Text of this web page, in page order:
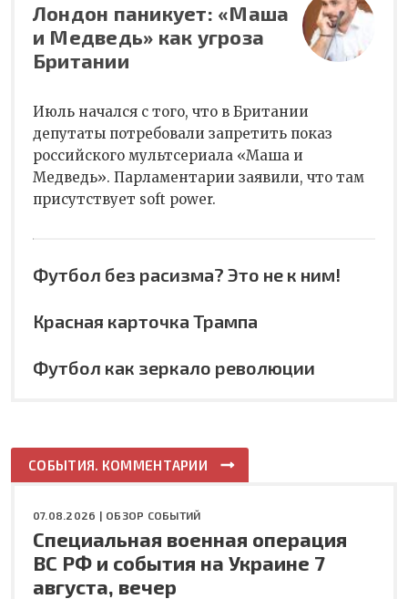
Лондон паникует: «Маша
и Медведь» как угроза
Британии
Июль начался с того, что в Британии
депутаты потребовали запретить показ
российского мультсериала «Маша и
Медведь». Парламентарии заявили, что там
присутствует soft power.
Футбол без расизма? Это не к ним!
Красная карточка Трампа
Футбол как зеркало революции
СОБЫТИЯ. КОММЕНТАРИИ
07.08.2026 | ОБЗОР СОБЫТИЙ
Специальная военная операция
ВС РФ и события на Украине 7
августа, вечер